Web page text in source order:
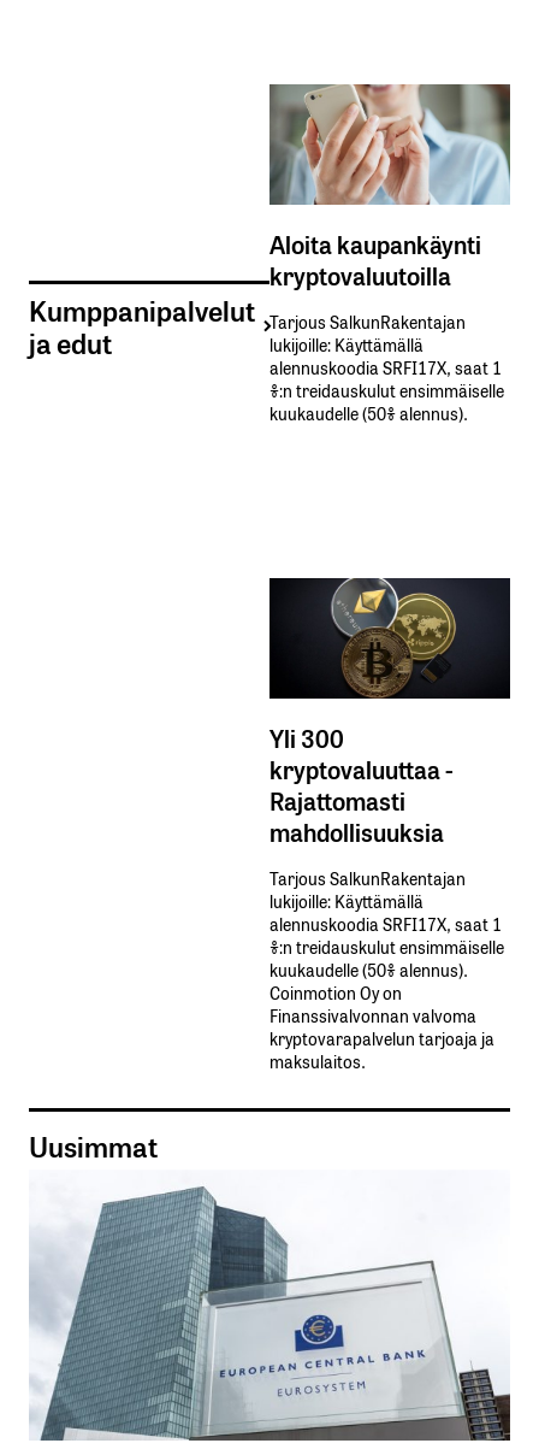
Kumppanipalvelut
ja edut
Aloita kaupankäynti
kryptovaluutoilla
Tarjous SalkunRakentajan
lukijoille: Käyttämällä​ ​
alennuskoodia​ ​SRFI17X,​ ​saat​ ​1
%:n treidauskulut​ ​ensimmäiselle​ ​
kuukaudelle​ ​(50%​ ​alennus).
Yli 300
kryptovaluuttaa -
Rajattomasti
mahdollisuuksia
Tarjous SalkunRakentajan
lukijoille: Käyttämällä​ ​
alennuskoodia​ ​SRFI17X,​ ​saat​ ​1
%:n treidauskulut​ ​ensimmäiselle​ ​
kuukaudelle​ ​(50%​ ​alennus).
Coinmotion Oy on
Finanssivalvonnan valvoma
kryptovarapalvelun tarjoaja ja
maksulaitos.
Uusimmat